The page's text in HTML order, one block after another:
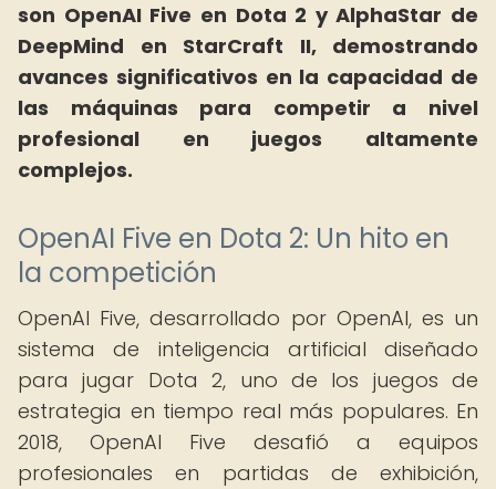
son OpenAI Five en Dota 2 y AlphaStar de
DeepMind en StarCraft II, demostrando
avances significativos en la capacidad de
las máquinas para competir a nivel
profesional en juegos altamente
complejos.
OpenAI Five en Dota 2: Un hito en
la competición
OpenAI Five, desarrollado por OpenAI, es un
sistema de inteligencia artificial diseñado
para jugar Dota 2, uno de los juegos de
estrategia en tiempo real más populares. En
2018, OpenAI Five desafió a equipos
profesionales en partidas de exhibición,